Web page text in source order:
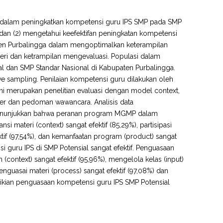
peningkatkan kompetensi guru IPS SMP pada SMP
(2) mengetahui keefektifan peningkatan kompetensi
Purbalingga dalam mengoptimalkan keterampilan
dan ketrampilan mengevaluasi. Populasi dalam
dan SMP Standar Nasional di Kabupaten Purbalingga.
sampling. Penilaian kompetensi guru dilakukan oleh
merupakan penelitian evaluasi dengan model context,
dan pedoman wawancara. Analisis data
bahwa peranan program MGMP dalam
materi (context) sangat efektif (85,29%), partisipasi
(97,54%), dan kemanfaatan program (product) sangat
IPS di SMP Potensial sangat efektif. Penguasaan
sangat efektif (95,96%), mengelola kelas (input)
materi (process) sangat efektif (97,08%) dan
penguasaan kompetensi guru IPS SMP Potensial